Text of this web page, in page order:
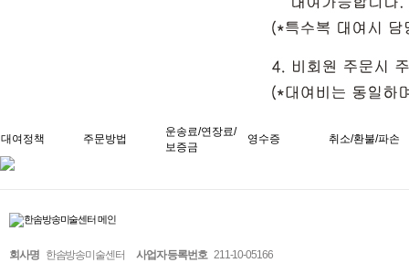
대여정책 주문방법
운송료/연장료/
보증금
영수증 취소/환불/파손
회사명 한솜방송미술센터 사업자 등록번호 211-10-05166